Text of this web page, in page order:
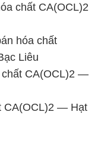
chất CA(OCL)2
hóa chất
Liêu
CA(OCL)2 —
CA(OCL)2 — Hạt